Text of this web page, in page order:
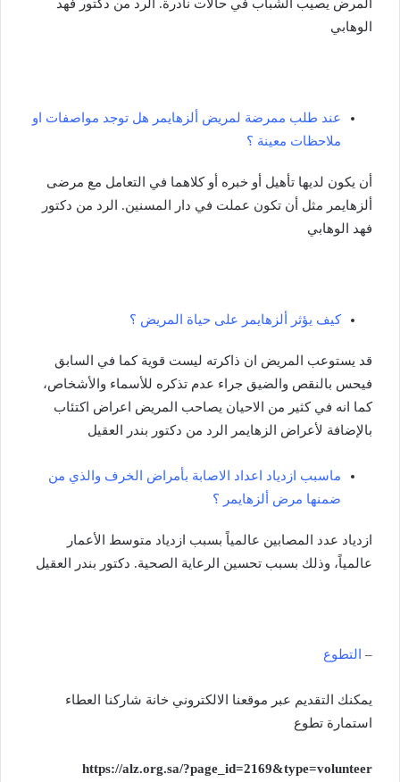
المرض يصيب الشباب في حالات نادرة. الرد من دكتور فهد
الوهابي
عند طلب ممرضة لمريض ألزهايمر هل توجد مواصفات او
ملاحظات معينة ؟
أن يكون لديها تأهيل أو خبره أو كلاهما في التعامل مع مرضى
ألزهايمر مثل أن تكون عملت في دار المسنين. الرد من دكتور
فهد الوهابي
كيف يؤثر ألزهايمر على حياة المريض ؟
قد يستوعب المريض ان ذاكرته ليست قوية كما في السابق
فيحس بالنقص والضيق جراء عدم تذكره للأسماء والأشخاص،
كما انه في كثير من الاحيان يصاحب المريض اعراض اكتئاب
بالإضافة لأعراض الزهايمر الرد من دكتور بندر العقيل
ماسبب ازدياد اعداد الاصابة بأمراض الخرف والذي من
ضمنها مرض ألزهايمر ؟
ازدياد عدد المصابين عالمياً بسبب ازدياد متوسط الأعمار
عالمياً، وذلك بسبب تحسين الرعاية الصحية. دكتور بندر العقيل
– التطوع
‏يمكنك التقديم عبر موقعنا الالكتروني خانة شاركنا العطاء
استمارة تطوع
https://alz.org.sa/?page_id=2169&type=volunteer